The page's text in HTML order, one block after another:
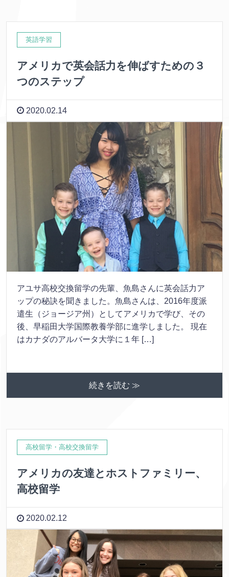
英語学習
アメリカで英会話力を伸ばすための３
つのステップ
2020.02.14
アユサ高校交換留学の先輩、魚島さんに英会話力ア
ップの秘訣を聞きました。魚島さんは、2016年度派
遣生（ジョージア州）としてアメリカで学び、その
後、早稲田大学国際教養学部に進学しました。 現在
はカナダのアルバータ大学に１年 […]
続きを読む ≫
高校留学・高校交換留学
アメリカの友達とホストファミリー、
高校留学
2020.02.12